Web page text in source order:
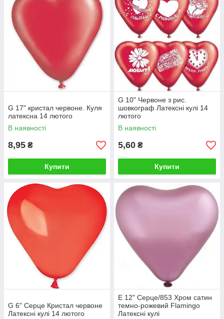
G 17" кристал червоне. Куля
латексна 14 лютого
В наявності
8,95 ₴
Купити
G 10" Червоне з рис.
шовкограф Латексні кулі 14
лютого
В наявності
5,60 ₴
Купити
G 6" Серце Кристал червоне
Латексні кулі 14 лютого
Е 12" Серце/853 Хром сатин
темно-рожевий Flamingo
Латексні кулі